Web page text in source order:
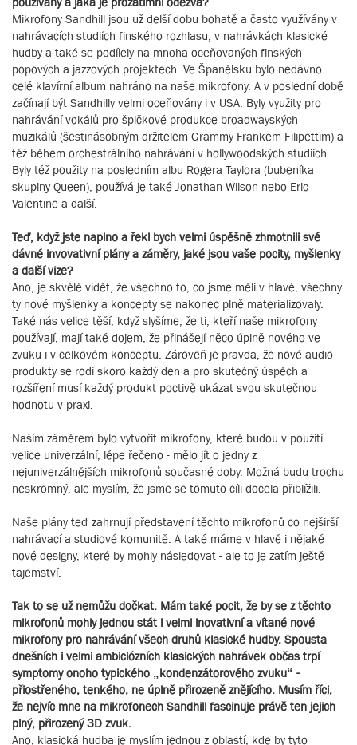
Mikrofony Sandhill jsou už delší dobu bohatě a často využívány v
nahrávacích studiích finského rozhlasu, v nahrávkách klasické
hudby a také se podílely na mnoha oceňovaných finských
popových a jazzových projektech. Ve Španělsku bylo nedávno
celé klavírní album nahráno na naše mikrofony. A v poslední době
začínají být Sandhilly velmi oceňovány i v USA. Byly využity pro
nahrávání vokálů pro špičkové produkce broadwayských
muzikálů (šestinásobným držitelem Grammy Frankem Filipettim) a
též během orchestrálního nahrávání v hollywoodských studiích.
Byly též použity na posledním albu Rogera Taylora (bubeníka
skupiny Queen), používá je také Jonathan Wilson nebo Eric
Valentine a další.
Teď, když jste naplno a řekl bych velmi úspěšně zhmotnili své
dávné invovativní plány a záměry, jaké jsou vaše pocity, myšlenky
a další vize?
Ano, je skvělé vidět, že všechno to, co jsme měli v hlavě, všechny
ty nové myšlenky a koncepty se nakonec plně materializovaly.
Také nás velice těší, když slyšíme, že ti, kteří naše mikrofony
používají, mají také dojem, že přinášejí něco úplně nového ve
zvuku i v celkovém konceptu. Zároveň je pravda, že nové audio
produkty se rodí skoro každý den a pro skutečný úspěch a
rozšíření musí každý produkt poctivě ukázat svou skutečnou
hodnotu v praxi.
Naším záměrem bylo vytvořit mikrofony, které budou v použití
velice univerzální, lépe řečeno - mělo jít o jedny z
nejuniverzálnějších mikrofonů současné doby. Možná budu trochu
neskromný, ale myslím, že jsme se tomuto cíli docela přiblížili.
Naše plány teď zahrnují představení těchto mikrofonů co nejširší
nahrávací a studiové komunitě. A také máme v hlavě i nějaké
nové designy, které by mohly následovat - ale to je zatím ještě
tajemství.
Tak to se už nemůžu dočkat. Mám také pocit, že by se z těchto
mikrofonů mohly jednou stát i velmi inovativní a vítané nové
mikrofony pro nahrávání všech druhů klasické hudby. Spousta
dnešních i velmi ambiciózních klasických nahrávek občas trpí
symptomy onoho typického „kondenzátorového zvuku“ -
přiostřeného, tenkého, ne úplně přirozeně znějícího. Musím říci,
že nejvíc mne na mikrofonech Sandhill fascinuje právě ten jejich
plný, přirozený 3D zvuk.
Ano, klasická hudba je myslím jednou z oblastí, kde by tyto